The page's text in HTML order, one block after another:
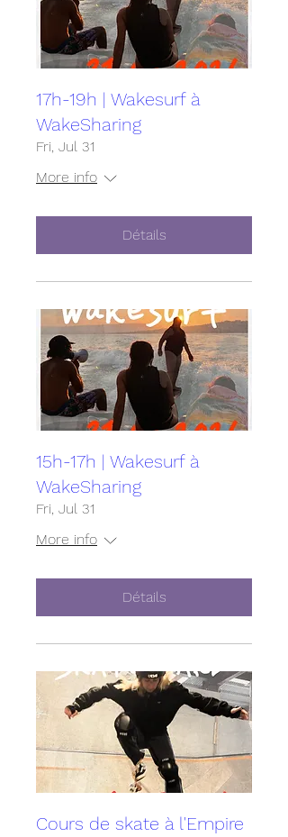
17h-19h | Wakesurf à
WakeSharing
Fri, Jul 31
More info
Détails
15h-17h | Wakesurf à
WakeSharing
Fri, Jul 31
More info
Détails
Cours de skate à l'Empire